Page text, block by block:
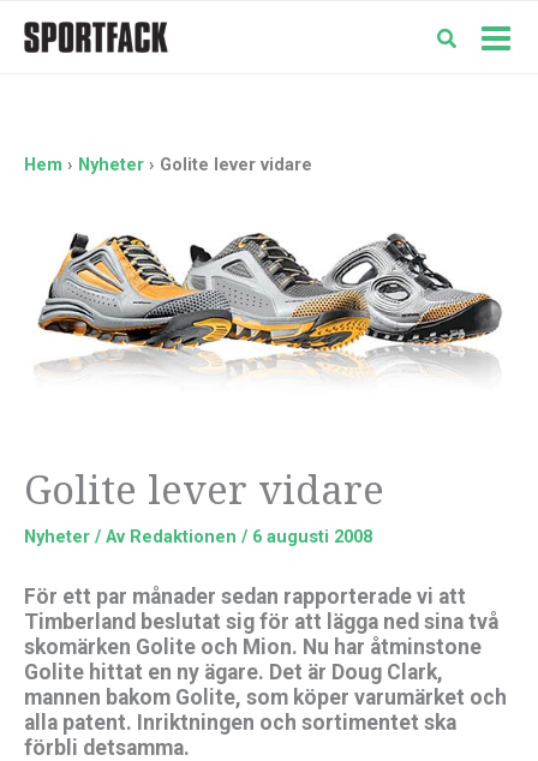
Hem Nyheter Golite lever vidare
Golite lever vidare
Nyheter / Av Redaktionen / 6 augusti 2008
För ett par månader sedan rapporterade vi att
Timberland beslutat sig för att lägga ned sina två
skomärken Golite och Mion. Nu har åtminstone
Golite hittat en ny ägare. Det är Doug Clark,
mannen bakom Golite, som köper varumärket och
alla patent. Inriktningen och sortimentet ska
förbli detsamma.